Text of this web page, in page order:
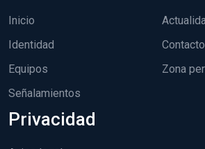
Inicio
Identidad
Equipos
Señalamientos
Contacto
Zona
Privacidad